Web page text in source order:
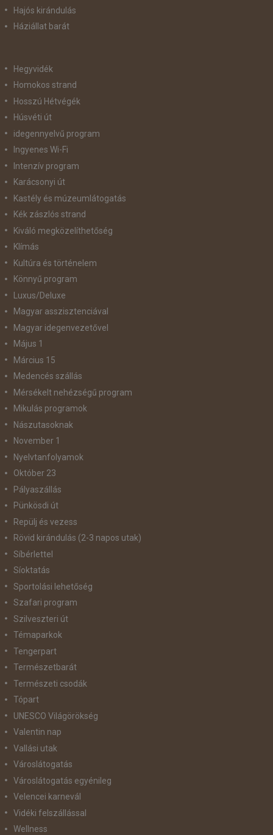
Hajós kirándulás
Háziállat barát
Hegyvidék
Homokos strand
Hosszú Hétvégék
Húsvéti út
idegennyelvű program
Ingyenes Wi-Fi
Intenzív program
Karácsonyi út
Kastély és múzeumlátogatás
Kék zászlós strand
Kiváló megközelíthetőség
Klímás
Kultúra és történelem
Könnyű program
Luxus/Deluxe
Magyar asszisztenciával
Magyar idegenvezetővel
Május 1
Március 15
Medencés szállás
Mérsékelt nehézségű program
Mikulás programok
Nászutasoknak
November 1
Nyelvtanfolyamok
Október 23
Pályaszállás
Pünkösdi út
Repülj és vezess
Rövid kirándulás (2-3 napos utak)
Síbérlettel
Síoktatás
Sportolási lehetőség
Szafari program
Szilveszteri út
Témaparkok
Tengerpart
Természetbarát
Természeti csodák
Tópart
UNESCO Világörökség
Valentin nap
Vallási utak
Városlátogatás
Városlátogatás egyénileg
Velencei karnevál
Vidéki felszállással
Wellness